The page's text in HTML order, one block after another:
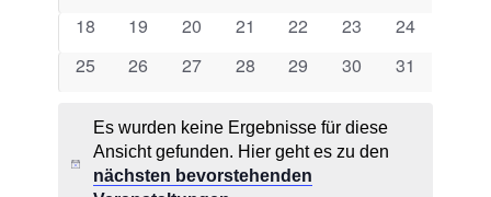
0
18
0
19
0
20
0
21
0
22
0
23
0
24
0
25
0
26
0
27
0
28
0
29
0
30
0
31
Hinweis
Es wurden keine Ergebnisse für diese
Ansicht gefunden. Hier geht es zu den
nächsten bevorstehenden